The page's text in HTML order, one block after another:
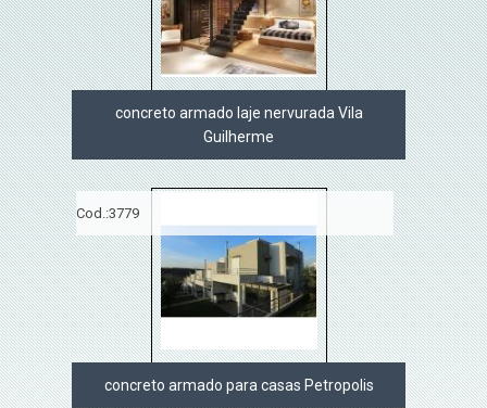
concreto armado laje nervurada Vila
Guilherme
Cod.:3779
concreto armado para casas Petropolis